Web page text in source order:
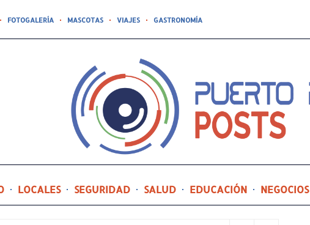
FOTOGALERÍA MASCOTAS VIAJES GASTRONOMÍA
LOCALES SEGURIDAD SALUD EDUCACIÓN NEGOCIOS